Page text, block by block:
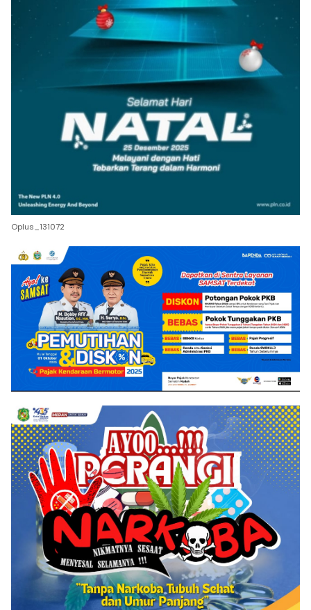
Oplus_131072